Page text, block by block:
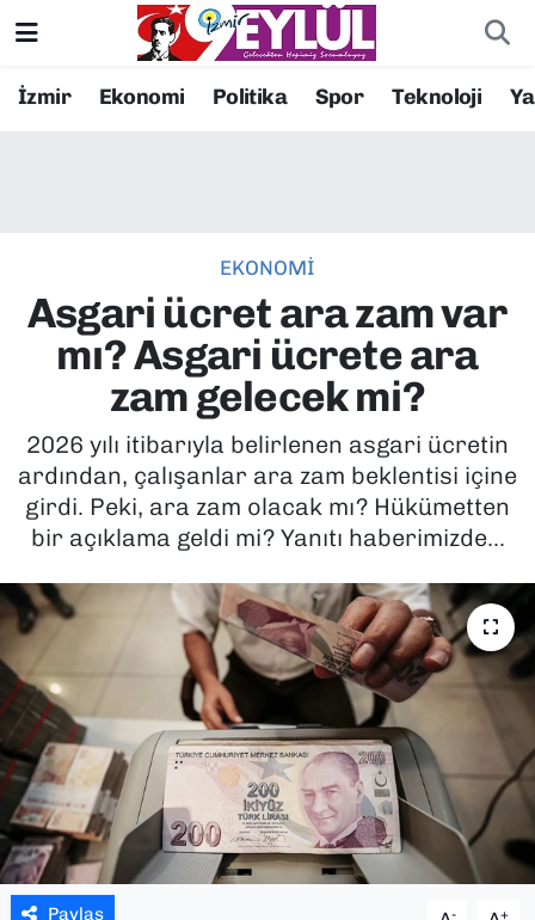
İzmir Ekonomi Politika Spor Teknoloji
EKONOMİ
Asgari ücret ara zam var
mı? Asgari ücrete ara
zam gelecek mi?
2026 yılı itibarıyla belirlenen asgari ücretin
ardından, çalışanlar ara zam beklentisi içine
girdi. Peki, ara zam olacak mı? Hükümetten
bir açıklama geldi mi? Yanıtı haberimizde...
Paylaş - +
Resmi İlanlar
EKONOMİ
KÜLTÜR SANAT
MAGAZİN
POLİTİKA
SAĞLIK
TEKNOLOJİ
YAŞAM
YEREL YÖNETİMLER
Konak Nöbetçi Eczaneler
Süper Lig Puan Durumu ve Fikstür
Tüm Manşetler
Son Dakika Haberleri
Haber Arşivi